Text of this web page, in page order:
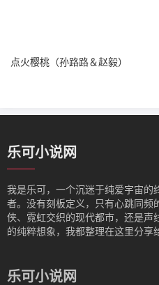
点火樱桃（孙路路＆赵毅）
乐可小说网
我是‌乐可，一个沉迷于纯爱宇宙的
者。没有刻板定义，只有心跳同频
侠、霓虹交织的现代都市，还是声
的纯粹想象，我都整理在这里分享
乐可小说网